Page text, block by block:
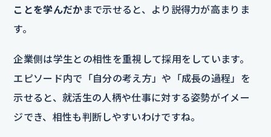
ことを学んだか まで示せると、より説得力が高まりま
す。
企業側は学生との相性を重視して採用をしています。
エピソード内で「自分の考え方」や「成長の過程」を
示せると、就活生の人柄や仕事に対する姿勢がイメー
ジでき、相性も判断しやすいわけですね。